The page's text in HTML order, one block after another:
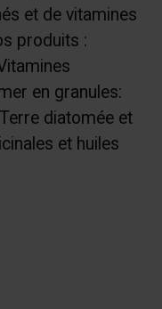
et de vitamines
produits :
en granules:
diatomée et
et huiles